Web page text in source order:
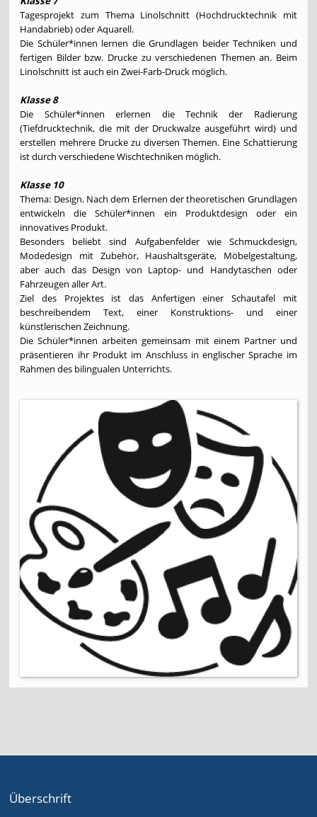
Tagesprojekt zum Thema Linolschnitt (Hochdrucktechnik mit
Handabrieb) oder Aquarell.
Die Schüler*innen lernen die Grundlagen beider Techniken und
fertigen Bilder bzw. Drucke zu verschiedenen Themen an. Beim
Linolschnitt ist auch ein Zwei-Farb-Druck möglich.
Klasse 8
Die Schüler*innen erlernen die Technik der Radierung
(Tiefdrucktechnik, die mit der Druckwalze ausgeführt wird) und
erstellen mehrere Drucke zu diversen Themen. Eine Schattierung
ist durch verschiedene Wischtechniken möglich.
Klasse 10
Thema: Design. Nach dem Erlernen der theoretischen Grundlagen
entwickeln die Schüler*innen ein Produktdesign oder ein
innovatives Produkt.
Besonders beliebt sind Aufgabenfelder wie Schmuckdesign,
Modedesign mit Zubehör, Haushaltsgeräte, Möbelgestaltung,
aber auch das Design von Laptop- und Handytaschen oder
Fahrzeugen aller Art.
Ziel des Projektes ist das Anfertigen einer Schautafel mit
beschreibendem Text, einer Konstruktions- und einer
künstlerischen Zeichnung.
Die Schüler*innen arbeiten gemeinsam mit einem Partner und
präsentieren ihr Produkt im Anschluss in englischer Sprache im
Rahmen des bilingualen Unterrichts.
Überschrift